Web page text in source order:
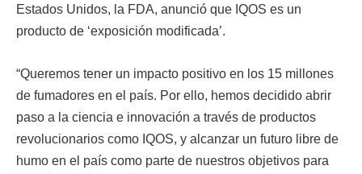
Estados Unidos, la FDA, anunció que IQOS es un
producto de ‘exposición modificada’.
“Queremos tener un impacto positivo en los 15 millones
de fumadores en el país. Por ello, hemos decidido abrir
paso a la ciencia e innovación a través de productos
revolucionarios como IQOS, y alcanzar un futuro libre de
humo en el país como parte de nuestros objetivos para